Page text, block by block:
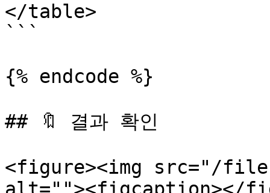
</table>
```
{% endcode %}
## 🔖 결과 확인
<figure><img src="/files/